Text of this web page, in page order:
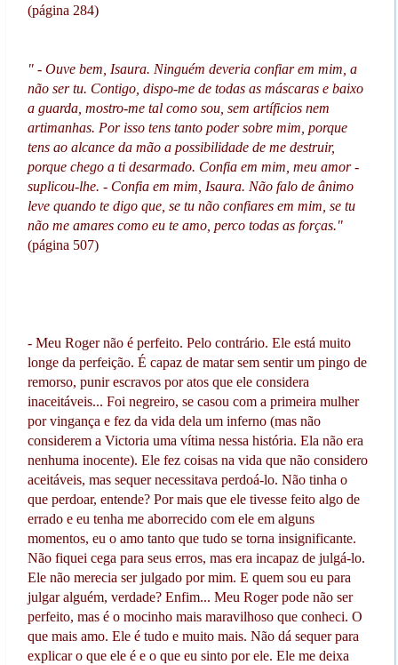
(página 284)
" - Ouve bem, Isaura. Ninguém deveria confiar em mim, a
não ser tu. Contigo, dispo-me de todas as máscaras e baixo
a guarda, mostro-me tal como sou, sem artíficios nem
artimanhas. Por isso tens tanto poder sobre mim, porque
tens ao alcance da mão a possibilidade de me destruir,
porque chego a ti desarmado. Confia em mim, meu amor -
suplicou-lhe. - Confia em mim, Isaura. Não falo de ânimo
leve quando te digo que, se tu não confiares em mim, se tu
não me amares como eu te amo, perco todas as forças."
(página 507)
- Meu Roger não é perfeito. Pelo contrário. Ele está muito
longe da perfeição. É capaz de matar sem sentir um pingo de
remorso, punir escravos por atos que ele considera
inaceitáveis... Foi negreiro, se casou com a primeira mulher
por vingança e fez da vida dela um inferno (mas não
considerem a Victoria uma vítima nessa história. Ela não era
nenhuma inocente). Ele fez coisas na vida que não considero
aceitáveis, mas sequer necessitava perdoá-lo. Não tinha o
que perdoar, entende? Por mais que ele tivesse feito algo de
errado e eu tenha me aborrecido com ele em alguns
momentos, eu o amo tanto que tudo se torna insignificante.
Não fiquei cega para seus erros, mas era incapaz de julgá-lo.
Ele não merecia ser julgado por mim. E quem sou eu para
julgar alguém, verdade? Enfim... Meu Roger pode não ser
perfeito, mas é o mocinho mais maravilhoso que conheci. O
que mais amo. Ele é tudo e muito mais. Não dá sequer para
explicar o que ele é e o que eu sinto por ele. Ele me deixa